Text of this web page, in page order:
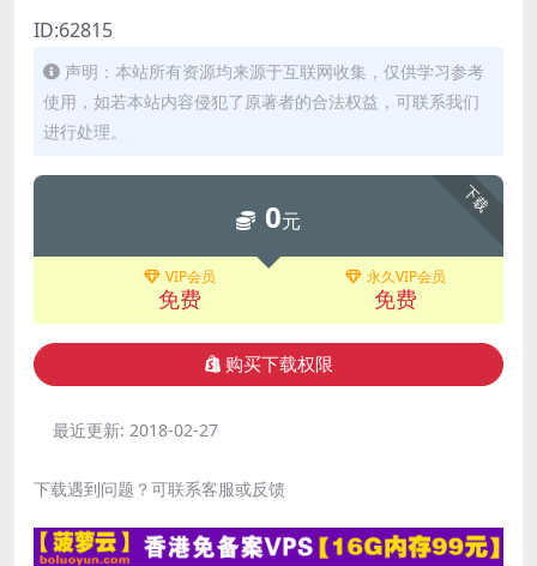
ID:62815
声明：本站所有资源均来源于互联网收集，仅供学习参考
使用，如若本站内容侵犯了原著者的合法权益，可联系我们
进行处理。
下载
0元
VIP会员
免费
永久VIP会员
免费
购买下载权限
最近更新: 2018-02-27
下载遇到问题？可联系客服或反馈